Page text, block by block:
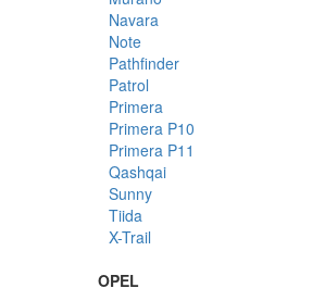
Navara
Note
Pathfinder
Patrol
Primera
Primera P10
Primera P11
Qashqai
Sunny
Tiida
X-Trail
OPEL